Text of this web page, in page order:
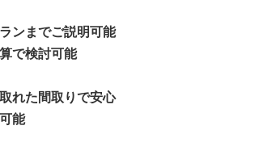
ンまでご説明可能
で検討可能
れた間取りで安心
能